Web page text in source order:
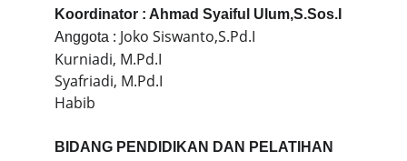
Koordinator : Ahmad Syaiful Ulum,S.Sos.I
Anggota : Joko Siswanto,S.Pd.I
Kurniadi, M.Pd.I
Syafriadi, M.Pd.I
Habib
BIDANG PENDIDIKAN DAN PELATIHAN